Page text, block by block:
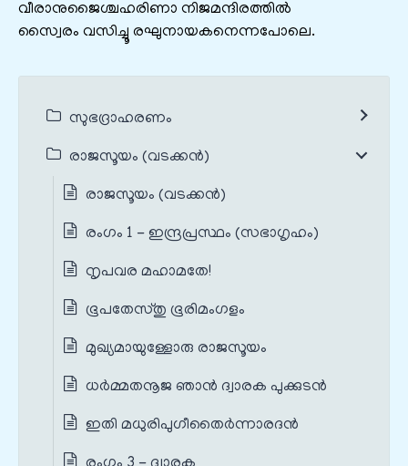
വീരാനുജൈശ്ചഹരിണാ നിജമന്ദിരത്തിൽ
സ്വൈരം വസിച്ചൂ രഘുനായകനെന്നപോലെ.
സുഭദ്രാഹരണം
രാജസൂയം (വടക്കൻ)
രാജസൂയം (വടക്കൻ)
രംഗം 1 - ഇന്ദ്രപ്രസ്ഥം (സഭാഗൃഹം)
നൃപവര മഹാമതേ!
ഭൂപതേസ്തു ഭൂരിമംഗളം
മുഖ്യമായുള്ളോരു രാജസൂയം
ധർമ്മതനൂജ ഞാൻ ദ്വാരക പുക്കുടൻ
ഇതി മധുരിപുഗീതൈർന്നാരദൻ